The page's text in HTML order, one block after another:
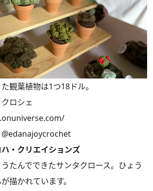
観葉植物は1つ18ドル。
ロシェ
@edanajoycrochet
・クリエイションズ
たんでできたサンタクロース。ひょう
描かれています。